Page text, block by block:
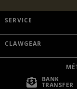
SERVICE
CLAWGEAR
BANK
TRANSFER